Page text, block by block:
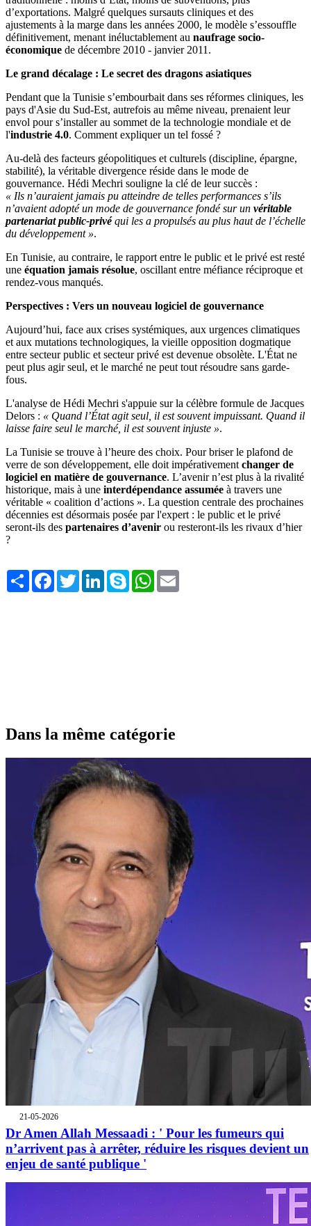
d’exportations. Malgré quelques sursauts cliniques et des
ajustements à la marge dans les années 2000, le modèle s’essouffle
définitivement, menant inéluctablement au naufrage socio-
économique de décembre 2010 - janvier 2011.
Le grand décalage : Le secret des dragons asiatiques
Pendant que la Tunisie s’embourbait dans ses réformes cliniques, les
pays d'Asie du Sud-Est, autrefois au même niveau, prenaient leur
envol pour s’installer au sommet de la technologie mondiale et de
l'industrie 4.0. Comment expliquer un tel fossé ?
Au-delà des facteurs géopolitiques et culturels (discipline, épargne,
stabilité), la véritable divergence réside dans le mode de
gouvernance. Hédi Mechri souligne la clé de leur succès :
« Ils n’auraient jamais pu atteindre de telles performances s’ils
n’avaient adopté un mode de gouvernance fondé sur un véritable
partenariat public-privéqui les a propulsés au plus haut de l’échelle
du développement ».
En Tunisie, au contraire, le rapport entre le public et le privé est resté
une équation jamais résolue, oscillant entre méfiance réciproque et
rendez-vous manqués.
Perspectives : Vers un nouveau logiciel de gouvernance
Aujourd’hui, face aux crises systémiques, aux urgences climatiques
et aux mutations technologiques, la vieille opposition dogmatique
entre secteur public et secteur privé est devenue obsolète. L'État ne
peut plus agir seul, et le marché ne peut tout résoudre sans garde-
fous.
L'analyse de Hédi Mechri s'appuie sur la célèbre formule de Jacques
Delors : « Quand l’État agit seul, il est souvent impuissant. Quand il
laisse faire seul le marché, il est souvent injuste ».
La Tunisie se trouve à l’heure des choix. Pour briser le plafond de
verre de son développement, elle doit impérativement changer de
logiciel en matière de gouvernance. L’avenir n’est plus à la rivalité
historique, mais à une interdépendance assumée à travers une
véritable « coalition d’actions ». La question centrale des prochaines
décennies est désormais posée par l'expert : le public et le privé
seront-ils des partenaires d’avenir ou resteront-ils les rivaux d’hier
?
Share FacebookTwitterLinkedInSkype WhatsApp
Dans la même catégorie
21-05-2026
Dr Amen Allah Messaadi : ' Pour les fumeurs qui
n’arrivent pas à arrêter, réduire les risques devient un
enjeu de santé publique '